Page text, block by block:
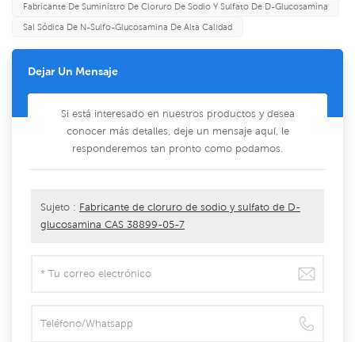
Fabricante De Suministro De Cloruro De Sodio Y Sulfato De D-Glucosamina
Sal Sódica De N-Sulfo-Glucosamina De Alta Calidad
Dejar Un Mensaje
Si está interesado en nuestros productos y desea
conocer más detalles, deje un mensaje aquí, le
responderemos tan pronto como podamos.
Sujeto : Fabricante de cloruro de sodio y sulfato de D-
glucosamina CAS 38899-05-7